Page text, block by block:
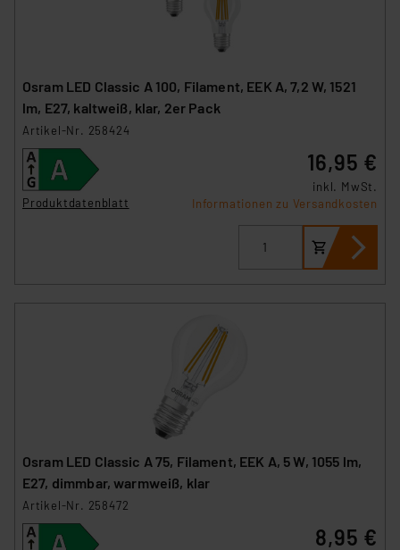
Osram LED Classic A 100, Filament, EEK A, 7,2 W, 1521
lm, E27, kaltweiß, klar, 2er Pack
Artikel-Nr. 258424
Produktdatenblatt
16,95 €
inkl. MwSt.
Informationen zu Versandkosten
Osram LED Classic A 75, Filament, EEK A, 5 W, 1055 lm,
E27, dimmbar, warmweiß, klar
Artikel-Nr. 258472
8,95 €